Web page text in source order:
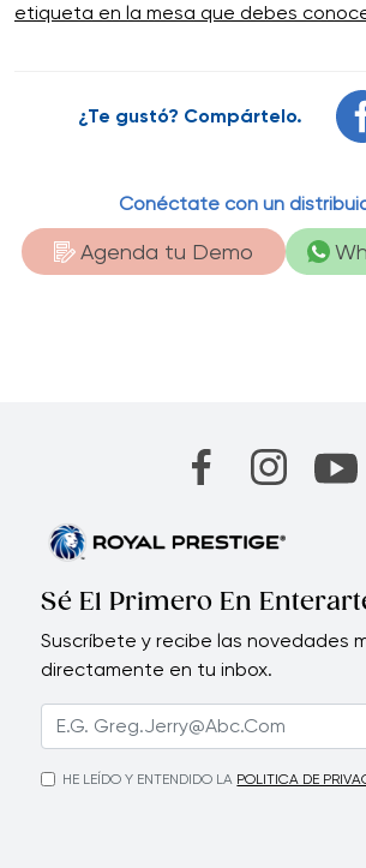
etiqueta en la mesa que debes
¿Te gustó? Compártelo.
Conéctate con un
Agenda tu Demo
Sé El Primero En
Suscríbete y recibe las novedades
directamente en tu inbox.
HE LEÍDO Y ENTENDIDO LA POLITICA DE